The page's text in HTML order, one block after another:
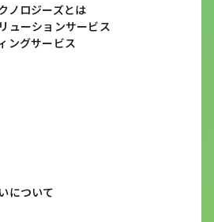
ノロジーズとは
ューションサービス
ングサービス
について